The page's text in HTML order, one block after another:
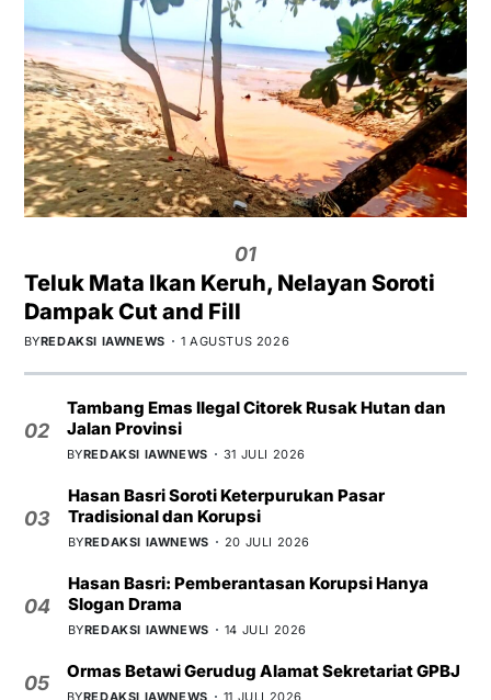
01
Teluk Mata Ikan Keruh, Nelayan Soroti
Dampak Cut and Fill
BYREDAKSI IAWNEWS 1 AGUSTUS 2026
02
Tambang Emas Ilegal Citorek Rusak Hutan dan
Jalan Provinsi
BYREDAKSI IAWNEWS 31 JULI 2026
03
Hasan Basri Soroti Keterpurukan Pasar
Tradisional dan Korupsi
BYREDAKSI IAWNEWS 20 JULI 2026
04
Hasan Basri: Pemberantasan Korupsi Hanya
Slogan Drama
BYREDAKSI IAWNEWS 14 JULI 2026
05
Ormas Betawi Gerudug Alamat Sekretariat GPBJ
BYREDAKSI IAWNEWS 11 JULI 2026